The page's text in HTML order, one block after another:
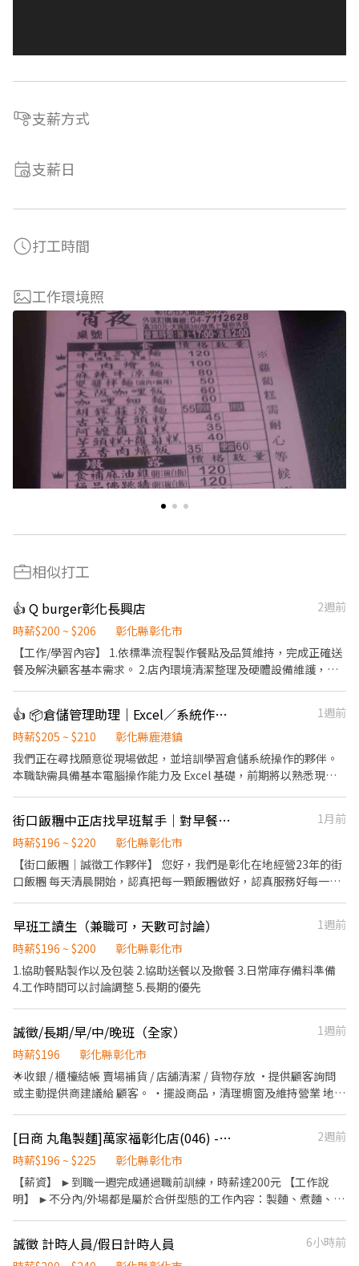
支薪方式
支薪日
打工時間
工作環境照
相似打工
👍 Q burger彰化長興店
2週前
時薪$200 ~ $206
彰化縣彰化市
【工作/學習內容】 1.依標準流程製作餐點及品質維持，完成正確送
餐及解決顧客基本需求。 2.店內環境清潔整理及硬體設備維護，並
段：05:30-14:30，可彈性排班 ※出勤時數累積滿 180 小時，次月
調升至 $206元。 職缺內文 【工作內容超簡單】 出餐 + 顧客服務：
照著流程做，動作俐落就上手！ 環境清潔 & 設備保養：大家輪流
來，不怕你一個人扛 【為什麼選 QBurger？】 雙週發薪：等不到月
近安排，通勤輕鬆不花錢 穩定兼職 → 有機會轉正：升職不是夢，只
差一個你！ 【我們在找這樣的你】 每週能出班 3～4 天（含假
點興趣，想體驗「出單出到飛起來」的快感
👍 📦倉儲管理助理｜Excel／系統作業｜可培訓
1週前
時薪$205 ~ $210
彰化縣鹿港鎮
我們正在尋找願意從現場做起，並培訓學習倉儲系統操作的夥伴。
本職缺需具備基本電腦操作能力及 Excel 基礎，前期將以熟悉現場
受挑戰的夥伴。 工作內容 ✔ 現場貨品搬運、理貨、分類、上架及包
膜 ✔ 配合出入庫及倉儲作業流程 ✔ 庫存核對、條碼掃描 ✔ 學習倉
儲系統操作（提供完整教學） ✔ Excel 資料輸入、整理、篩選及單
據列印 我們希望你 ✔ 可配合長時間現場作業，需頻繁搬運約 20公
願意學習倉儲系統 ✔ 可配合現場工作節奏 ✔ 做事細心、有責任感、
動作俐落 工作時間 🕢 07:30－15:30 固定週休二日（週日固定休，
算。 薪資制度 🔹 試用期間採時薪制（205～210 元，依能力調整）
🔹 表現良好，後續可再討論合作方式 🔹 後續享有績效獎金及完善獎
金制度 公司文化 我們相信 「願意做、願意學，收入就有成長空
間。」 公司採績效獎金制度，重視每位同仁的工作投入與貢獻，不
論是學習能力、工作效率或團隊合作，只要願意付出，都有機會獲
得相對應的回饋。 我們每天都有固定貨量需要完成，因此工作節奏
較快，現場需要彼此支援與配合。希望你不怕忙、不怕動，願意一
起把每天的工作做好。 如果你喜歡坐在辦公室、不喜歡現場工作，
這份工作可能不適合你。 如果你願意從現場做起，學習倉儲系統，
願意接受挑戰，並期待透過自己的努力提升收入，我們誠摯歡迎你
加入團隊。
街口飯糰中正店找早班幫手｜對早餐店有經驗的你歡迎應徵
1月前
時薪$196 ~ $220
彰化縣彰化市
【街口飯糰｜誠徵工作夥伴】 您好，我們是彰化在地經營23年的街
口飯糰 每天清晨開始，認真把每一顆飯糰做好，認真服務好每一位
們很願意教） 【上班時段】 早上5:30-下午13:30 排班條件（請務必
確認） 平日可排班 假日可排班 能配合公司整體排班調度 （若只
能固定某幾天、或假日無法配合者，暫不錄取） 我們重視團隊公
平與營運穩定，配合度高的人，才能領到更多時數與獎金 【工作內
快，需手腳快速 【公司福利｜街口飯糰重視的不只是工作】 我們希
望夥伴來這裡，能安心、穩定、做得久。 ◆ 獎酬福利｜努力，我們
看得見 年度考核與調薪制度 表現與努力，會實際反映在薪資上
⸻ ◆ 夥伴專屬福利 員工供膳｜上班也能好好吃一餐 員工制服提
供｜上班乾淨俐落，不用多花錢 ⸻ ◆ 工作之餘，學習成長也很
重要 部門聚餐、公司春酒、公司尾牙 書香讀書會、團康活動 願意成
長，我們陪你一起 ⸻ ◆ 假期制度｜讓你顧工作，也能顧家 春節
團圓休假（小年夜～初三） 我們知道，能好好陪家人，是很多人最
在意的事。 ⸻ ◆ 培訓與發展｜一起走長久 完整新人教育訓練
沒經驗沒關係，我們願意教 定期教育培訓 讓你越做越熟、越做越有
信心 清楚的升遷與發展制度 想穩定做、想往上發展，都有機會 【薪
資說明】 一開始時薪 196元起，最高加薪至210元(通過考核) 依照
每個人學習能力、配合度彈性排班 下午就下班，時間穩定，可好好
休息或安排自己的生活 【考核實習期】 面試通過後安排 1～3 天試
早班工讀生（兼職可，天數可討論）
1週前
時薪$196 ~ $200
彰化縣彰化市
1.協助餐點製作以及包裝 2.協助送餐以及撤餐 3.日常庫存備料準備
4.工作時間可以討論調整 5.長期的優先
誠徵/長期/早/中/晚班（全家）
1週前
時薪$196
彰化縣彰化市
🌟收銀 / 櫃檯結帳 賣場補貨 / 店舖清潔 / 貨物存放 ·提供顧客詢問
或主動提供商建議給 顧客。 ・擺設商品，清理櫥窗及維持營業 地點
品、開發票或收據。 ·在當天結束下班補貨作業
[日商 丸亀製麵]萬家福彰化店(046) -長期兼職夥伴/廚助/工讀生/彈性排班
2週前
時薪$196 ~ $225
彰化縣彰化市
【薪資】 ►到職一週完成通過職前訓練，時薪達200元 【工作說
明】 ►不分內/外場都是屬於合併型態的工作內容：製麵、煮麵、製
時請於主管確認排班時間） 【薪資福利】 1. 提供員工餐 2. 國定假日
誠徵 計時人員/假日計時人員
6小時前